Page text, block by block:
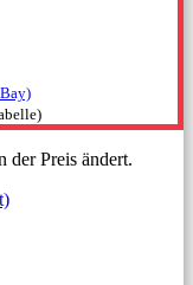
der Preis ändert.